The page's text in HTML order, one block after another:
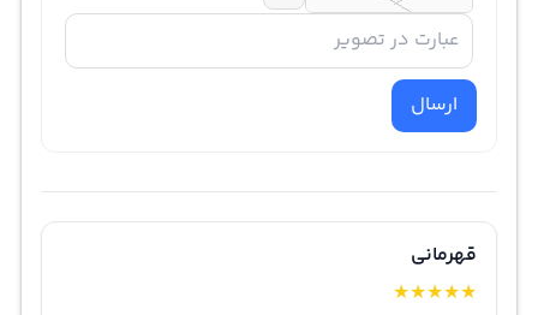
ارسال
قهرمانی
★
★
★
★
★